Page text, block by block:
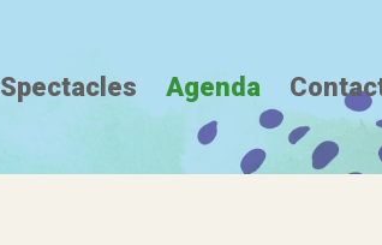
Spectacles Agenda